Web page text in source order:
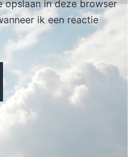
opslaan in deze browser
ik een reactie